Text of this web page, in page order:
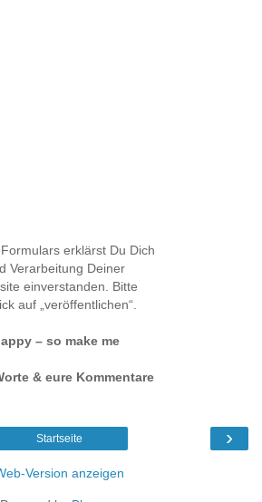
erklärst Du Dich
Verarbeitung Deiner
einverstanden. Bitte
auf „veröffentlichen“.
– so make me
& eure Kommentare
›
Startseite
Version anzeigen